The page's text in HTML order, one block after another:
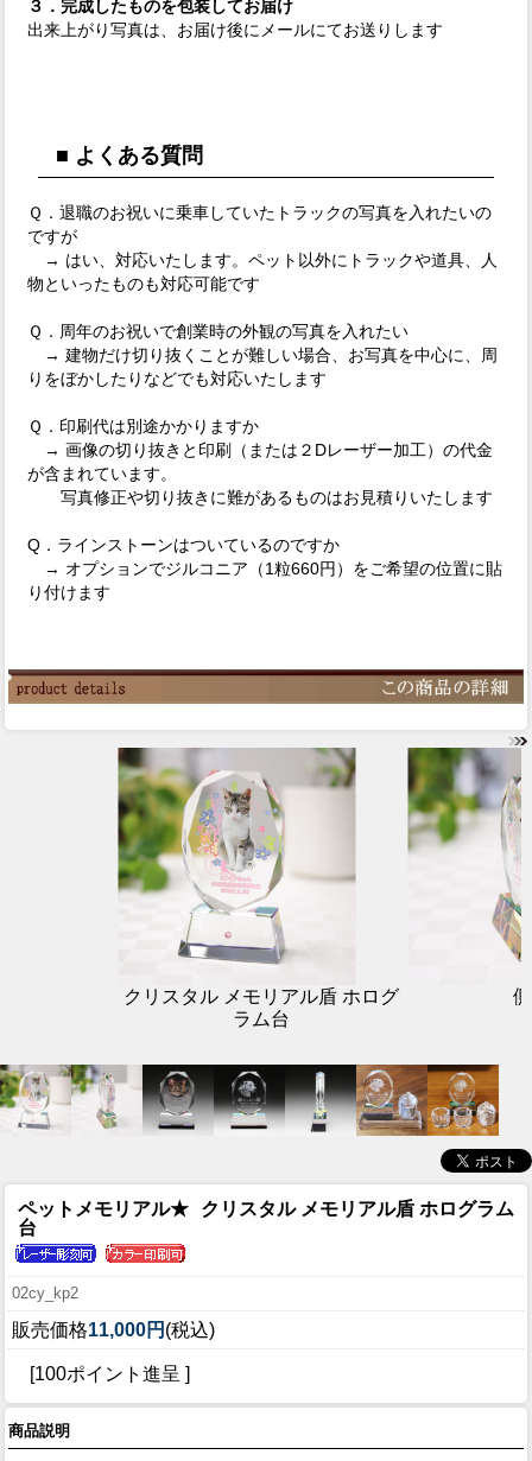
３．完成したものを包装してお届け
出来上がり写真は、お届け後にメールにてお送りします
■ よくある質問
Ｑ．退職のお祝いに乗車していたトラックの写真を入れたいの
ですが
→ はい、対応いたします。ペット以外にトラックや道具、人
物といったものも対応可能です
Ｑ．周年のお祝いで創業時の外観の写真を入れたい
→ 建物だけ切り抜くことが難しい場合、お写真を中心に、周
りをぼかしたりなどでも対応いたします
Ｑ．印刷代は別途かかりますか
→ 画像の切り抜きと印刷（または２Dレーザー加工）の代金
が含まれています。
写真修正や切り抜きに難があるものはお見積りいたします
Q．ラインストーンはついているのですか
→ オプションでジルコニア（1粒660円）をご希望の位置に貼
り付けます
クリスタル メモリアル盾 ホログ
ラム台
ペットメモリアル★
クリスタル メモリアル盾 ホログラム
台
02cy_kp2
販売価格11,000円 (税込)
[100ポイント進呈 ]
商品説明